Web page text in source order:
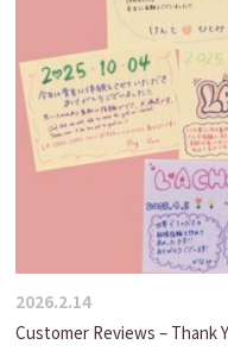
2026.2.14
Customer Reviews – Thank